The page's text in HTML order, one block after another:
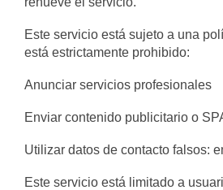
Este servicio está sujeto a una
está estrictamente prohibido:
Anunciar servicios profesionales
Enviar contenido publicitario o
Utilizar datos de contacto falsos:
Este servicio está limitado a